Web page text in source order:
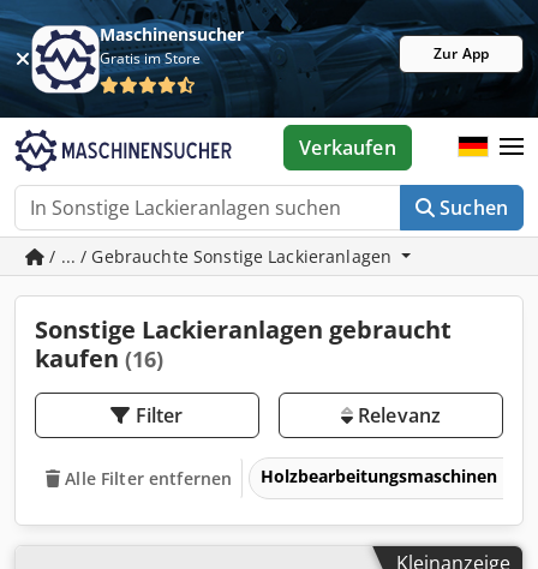
Maschinensucher
Gratis im Store Zur App
Suchen
Verkaufen
/ ... / Gebrauchte Sonstige Lackieranlagen
Sonstige Lackieranlagen gebraucht
kaufen (16)
Filter Relevanz
Alle Filter entfernen Holzbearbeitungsmaschinen
Kleinanzeige